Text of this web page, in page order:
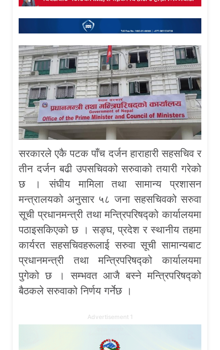
सरकारले एकै पटक पाँच दर्जन हाराहारी सहसचिव र
तीन दर्जन बढी उपसचिवको सरुवाको तयारी गरेको
छ । संघीय मामिला तथा सामान्य प्रशासन
मन्त्रालयको अनुसार ५८ जना सहसचिवको सरुवा
सूची प्रधानमन्त्री तथा मन्त्रिपरिषद्को कार्यालयमा
पठाइसकिएको छ । सङ्घ, प्रदेश र स्थानीय तहमा
कार्यरत सहसचिवहरूलाई सरुवा सूची सामान्यबाट
प्रधानमन्त्री तथा मन्त्रिपरिषद्को कार्यालयमा
पुगेको छ । सम्भवत आजै बस्ने मन्त्रिपरिषद्को
बैठकले सरुवाको निर्णय गर्नेछ ।
Advertisement 1